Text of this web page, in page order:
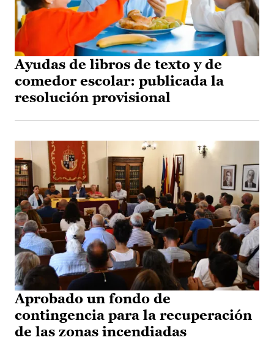
Ayudas de libros de texto y de
comedor escolar: publicada la
resolución provisional
Aprobado un fondo de
contingencia para la recuperación
de las zonas incendiadas